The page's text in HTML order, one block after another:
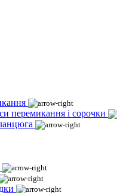
перемикання і сорочки